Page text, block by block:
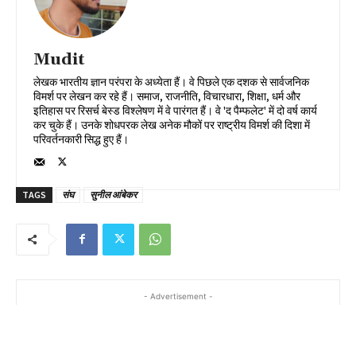
Mudit
लेखक भारतीय ज्ञान परंपरा के अध्येता हैं। वे पिछले एक दशक से सार्वजनिक
विमर्श पर लेखन कर रहे हैं। समाज, राजनीति, विचारधारा, शिक्षा, धर्म और
इतिहास पर रिसर्च बेस्ड विश्लेषण में वे पारंगत हैं। वे 'द पैम्फलेट' में दो वर्ष कार्य
कर चुके हैं। उनके शोधपरक लेख अनेक मौकों पर राष्ट्रीय विमर्श की दिशा में
परिवर्तनकारी सिद्ध हुए हैं।
TAGS संघ सुनील आंबेकर
- Advertisement -